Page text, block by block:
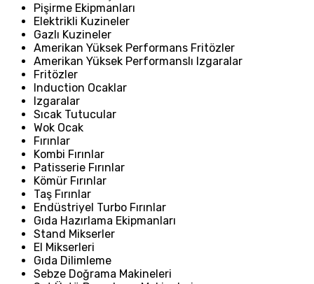
Pişirme Ekipmanları
Elektrikli Kuzineler
Gazlı Kuzineler
Amerikan Yüksek Performans Fritözler
Amerikan Yüksek Performanslı Izgaralar
Fritözler
Induction Ocaklar
Izgaralar
Sıcak Tutucular
Wok Ocak
Fırınlar
Kombi Fırınlar
Patisserie Fırınlar
Kömür Fırınlar
Taş Fırınlar
Endüstriyel Turbo Fırınlar
Gıda Hazırlama Ekipmanları
Stand Mikserler
El Mikserleri
Gıda Dilimleme
Sebze Doğrama Makineleri